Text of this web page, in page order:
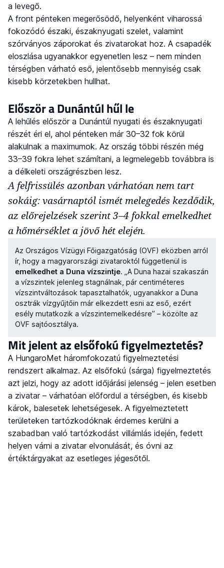
a levegő.
A front pénteken megerősödő, helyenként viharossá
fokozódó északi, északnyugati szelet, valamint
szórványos záporokat és zivatarokat hoz. A csapadék
eloszlása ugyanakkor egyenetlen lesz – nem minden
térségben várható eső, jelentősebb mennyiség csak
kisebb körzetekben hullhat.
Először a Dunántúl hűl le
A lehűlés először a Dunántúl nyugati és északnyugati
részét éri el, ahol pénteken már 30–32 fok körül
alakulnak a maximumok. Az ország többi részén még
33–39 fokra lehet számítani, a legmelegebb továbbra is
a délkeleti országrészben lesz.
A felfrissülés azonban várhatóan nem tart
sokáig: vasárnaptól ismét melegedés kezdődik,
az előrejelzések szerint 3–4 fokkal emelkedhet
a hőmérséklet a jövő hét elején.
Az Országos Vízügyi Főigazgatóság (OVF) eközben arról
ír, hogy a magyarországi zivataroktól függetlenül is
emelkedhet a Duna vízszintje. „A Duna hazai szakaszán
a vízszintek jelenleg stagnálnak, pár centiméteres
vízszintváltozások tapasztalhatók, ugyanakkor a Duna
osztrák vízgyűjtőin már elkezdett esni az eső, ezért
esély mutatkozik a vízszintemelkedésre” – közölte az
OVF sajtóosztálya.
Mit jelent az elsőfokú figyelmeztetés?
A HungaroMet háromfokozatú figyelmeztetési
rendszert alkalmaz. Az elsőfokú (sárga) figyelmeztetés
azt jelzi, hogy az adott időjárási jelenség – jelen esetben
a zivatar – várhatóan előfordul a térségben, és kisebb
károk, balesetek lehetségesek. A figyelmeztetett
területeken tartózkodóknak érdemes kerülni a
szabadban való tartózkodást villámlás idején, fedett
helyen várni a zivatar elvonulását, és óvni az
értéktárgyakat az esetleges jégesőtől.